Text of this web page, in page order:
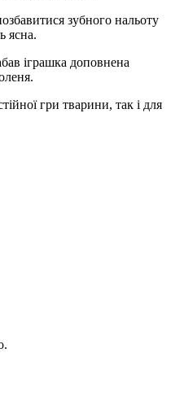
зубного нальоту
ясна.
іграшка доповнена
гри тварини, так і для